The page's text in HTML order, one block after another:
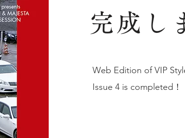
完成し
Web Edition of VIP
Issue 4 is completed！